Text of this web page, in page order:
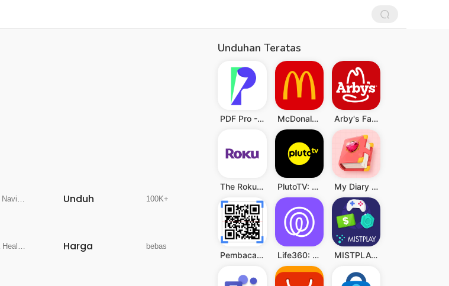
Peta & Navigasi Unduh 100K+
Alberta Health Services Harga bebas
Unduhan Teratas
PDF Pro - Reader & Maker McDonald's Arby's Fast Food Sandwiches
The Roku App (Official) PlutoTV: Live TV & Free Movies My Diary - Diary With Lock
Pembaca QR & Kode Batang Life360: Berbagi Lokasi MISTPLAY: Play to Earn Money